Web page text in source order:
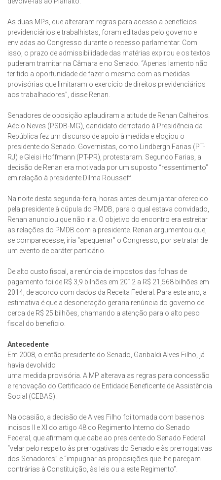
As duas MPs, que alteraram regras para acesso a benefícios
previdenciários e trabalhistas, foram editadas pelo governo e
enviadas ao Congresso durante o recesso parlamentar. Com
isso, o prazo de admissibilidade das matérias expirou e os textos
puderam tramitar na Câmara e no Senado. “Apenas lamento não
ter tido a oportunidade de fazer o mesmo com as medidas
provisórias que limitaram o exercício de direitos previdenciários
aos trabalhadores”, disse Renan.
Senadores de oposição aplaudiram a atitude de Renan Calheiros.
Aécio Neves (PSDB-MG), candidato derrotado à Presidência da
República fez um discurso de apoio à medida e elogiou o
presidente do Senado. Governistas, como Lindbergh Farias (PT-
RJ) e Gleisi Hoffmann (PT-PR), protestaram. Segundo Farias, a
decisão de Renan era motivada por um suposto “ressentimento”
em relação à presidente Dilma Rousseff.
Na noite desta segunda-feira, horas antes de um jantar oferecido
pela presidente à cúpula do PMDB, para o qual estava convidado,
Renan anunciou que não iria. O objetivo do encontro era estreitar
as relações do PMDB com a presidente. Renan argumentou que,
se comparecesse, iria “apequenar” o Congresso, por se tratar de
um evento de caráter partidário.
De alto custo fiscal, a renúncia de impostos das folhas de
pagamento foi de R$ 3,9 bilhões em 2012 a R$ 21,568 bilhões em
2014, de acordo com dados da Receita Federal. Para este ano, a
estimativa é que a desoneração geraria renúncia do governo de
cerca de R$ 25 bilhões, chamando a atenção para o alto peso
fiscal do benefício.
Antecedente
Em 2008, o então presidente do Senado, Garibaldi Alves Filho, já
havia devolvido
uma medida provisória. A MP alterava as regras para concessão
e renovação do Certificado de Entidade Beneficente de Assistência
Social (CEBAS).
Na ocasião, a decisão de Alves Filho foi tomada com base nos
incisos II e XI do artigo 48 do Regimento Interno do Senado
Federal, que afirmam que cabe ao presidente do Senado Federal
“velar pelo respeito às prerrogativas do Senado e às prerrogativas
dos Senadores” e “impugnar as proposições que lhe pareçam
contrárias à Constituição, às leis ou a este Regimento”.